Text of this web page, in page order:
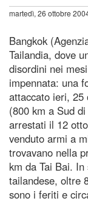
martedì, 26 ottobre
Bangkok
Tailandia, dove
disordini nei
impennata: una
attaccato ieri, 25
(800 km a Sud
arrestati il 12
venduto armi a
trovavano nella
km da Tai Bai.
tailandese, oltre
sono i feriti e